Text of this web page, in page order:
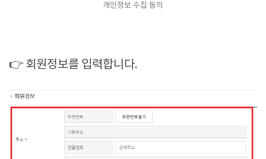
개인정보 수집 동의
👉 회원정보를 입력합니다.